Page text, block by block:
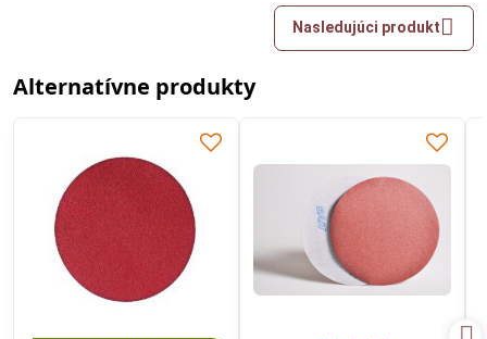
Nasledujúci produkt
Alternatívne produkty